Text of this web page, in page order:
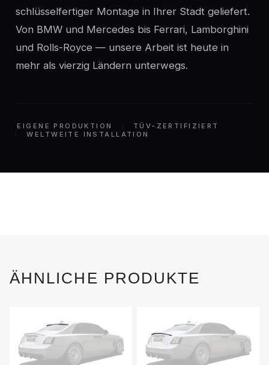
schlüsselfertiger Montage in Ihrer Stadt geliefert.
Von BMW und Mercedes bis Ferrari, Lamborghini
und Rolls-Royce — unsere Arbeit ist heute in
mehr als vierzig Ländern unterwegs.
EIGENE PRODUKTION
TÜV-ZERTIFIZIERT
WELTWEITE INSTALLATION
ÄHNLICHE PRODUKTE